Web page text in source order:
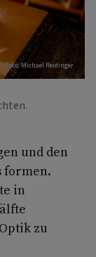
Foto: Michael Reidinger
und den
formen.
in
zu